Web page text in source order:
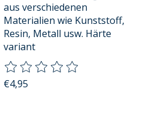
aus verschiedenen
Materialien wie Kunststoff,
Resin, Metall usw. Härte
variant
Die Bewertung dieses
€4,95